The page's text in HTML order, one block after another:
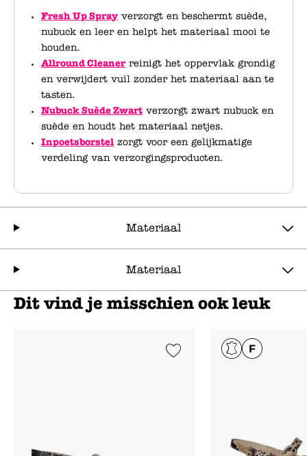
Fresh Up Sprayverzorgt en beschermt suède,
nubuck en leer en helpt het materiaal mooi te
houden.
Allround Cleanerreinigt het oppervlak grondig
en verwijdert vuil zonder het materiaal aan te
tasten.
Nubuck Suède Zwart verzorgt zwart nubuck en
suède en houdt het materiaal netjes.
Inpoetsborstel zorgt voor een gelijkmatige
verdeling van verzorgingsproducten.
Materiaal
Materiaal
Dit vind je misschien ook leuk
Add to Wishlist